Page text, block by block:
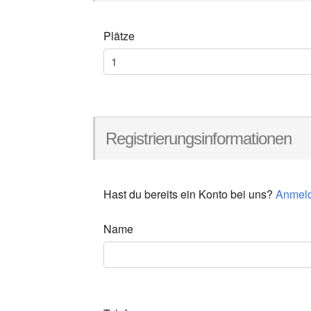
Plätze
Registrierungsinformationen
Hast du bereits ein Konto bei uns?
Name